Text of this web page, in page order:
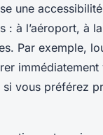
une
: à l’aéroport, à
Par exemple,
vous préférez